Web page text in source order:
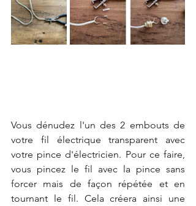
Vous dénudez l'un des 2 embouts de
votre fil électrique transparent avec
votre pince d'électricien. Pour ce faire,
vous pincez le fil avec la pince sans
forcer mais de façon répétée et en
tournant le fil. Cela créera ainsi une